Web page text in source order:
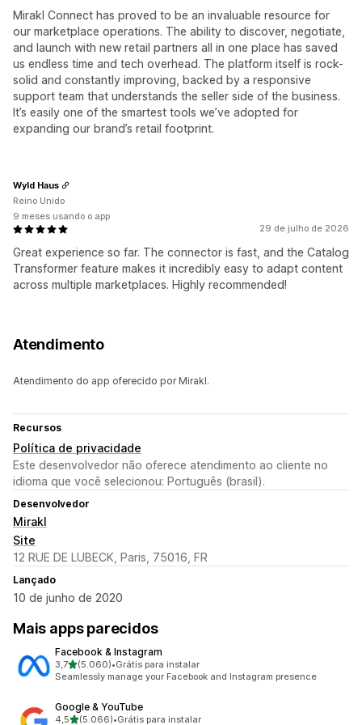
Mirakl Connect has proved to be an invaluable resource for
our marketplace operations. The ability to discover, negotiate,
and launch with new retail partners all in one place has saved
us endless time and tech overhead. The platform itself is rock-
solid and constantly improving, backed by a responsive
support team that understands the seller side of the business.
It’s easily one of the smartest tools we’ve adopted for
expanding our brand’s retail footprint.
29 de julho de 2026
Great experience so far. The connector is fast, and the Catalog
Transformer feature makes it incredibly easy to adapt content
across multiple marketplaces. Highly recommended!
Wyld Haus
Reino Unido
9 meses usando o app
Atendimento
Atendimento do app oferecido por Mirakl.
Recursos
Política de privacidade
Este desenvolvedor não oferece atendimento ao cliente no
idioma que você selecionou: Português (brasil).
Desenvolvedor
Mirakl
Site
12 RUE DE LUBECK, Paris, 75016, FR
Lançado
10 de junho de 2020
Mais apps parecidos
Facebook & Instagram
3,7de 5 estrelas
(5.060)
5060 avaliações ao todo
•Grátis para instalar
Seamlessly manage your Facebook and Instagram presence
Google & YouTube
4,5de 5 estrelas
(5.066)•Grátis para instalar